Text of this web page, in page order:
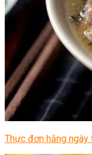
Thực đơn hằng